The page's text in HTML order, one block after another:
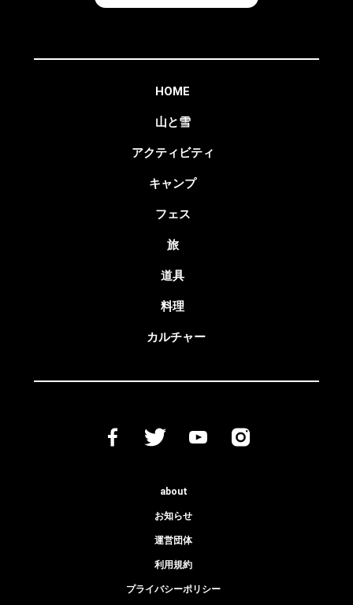
HOME
山と雪
アクティビティ
キャンプ
フェス
旅
道具
料理
カルチャー
about
お知らせ
運営団体
利用規約
プライバシーポリシー